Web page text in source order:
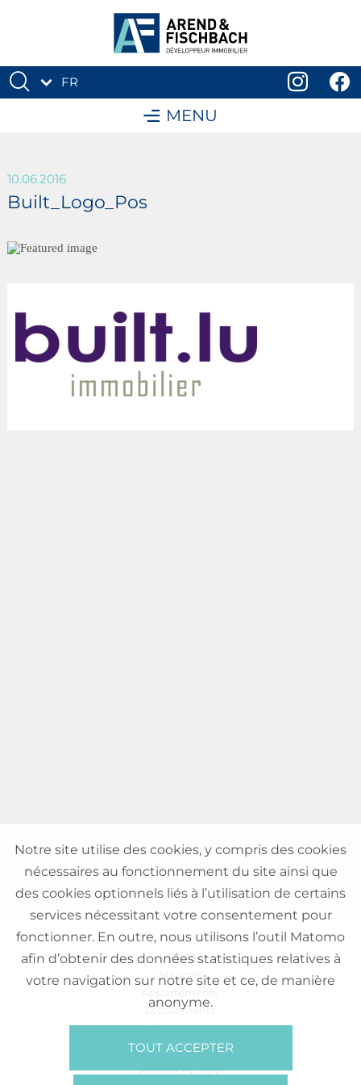
FR
MENU
10.06.2016
Built_Logo_Pos
VENTE
Maisons
Appartements
Lotissements
Commerces
Bureaux
RÉFÉRENCES
Notre site utilise des cookies, y compris des cookies
nécessaires au fonctionnement du site ainsi que
des cookies optionnels liés à l’utilisation de certains
services nécessitant votre consentement pour
fonctionner. En outre, nous utilisons l’outil Matomo
afin d’obtenir des données statistiques relatives à
votre navigation sur notre site et ce, de manière
anonyme.
TOUT ACCEPTER